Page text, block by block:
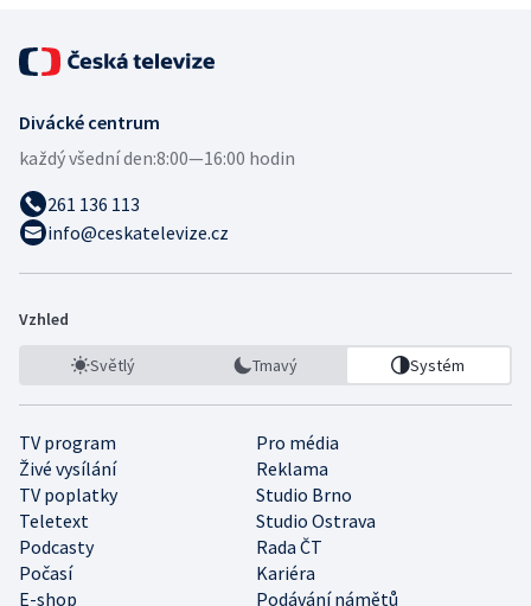
Divácké centrum
každý všední den:8:00—16:00 hodin
261 136 113
info@ceskatelevize.cz
Vzhled
Světlý Tmavý Systém
TV program
Pro média
Živé vysílání
Reklama
TV poplatky
Studio Brno
Teletext
Studio Ostrava
Podcasty
Rada ČT
Počasí
Kariéra
E-shop
Podávání námětů